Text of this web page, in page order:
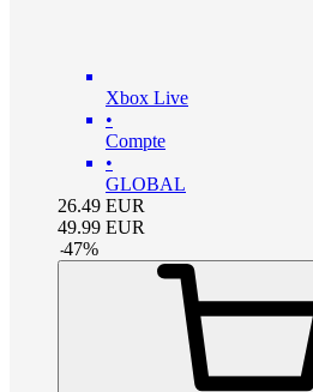
Xbox Live
•
Compte
•
GLOBAL
26.49 EUR
49.99 EUR
-47%